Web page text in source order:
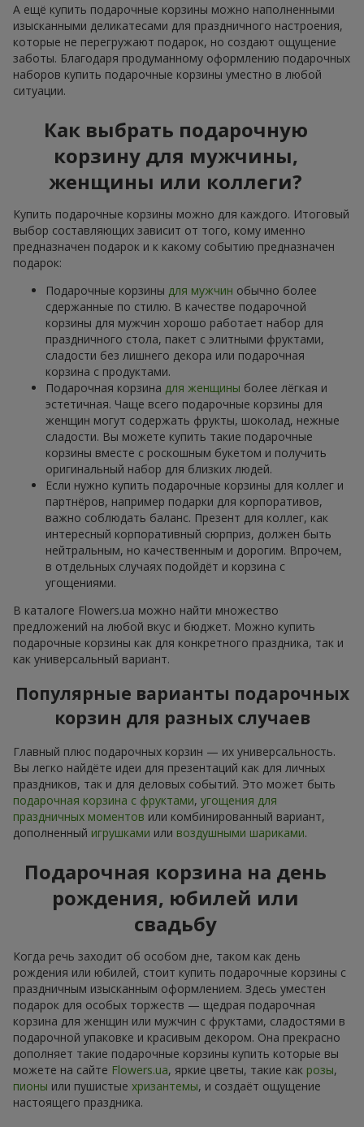
А ещё купить подарочные корзины можно наполненными
изысканными деликатесами для праздничного настроения,
которые не перегружают подарок, но создают ощущение
заботы. Благодаря продуманному оформлению подарочных
наборов купить подарочные корзины уместно в любой
ситуации.
Как выбрать подарочную
корзину для мужчины,
женщины или коллеги?
Купить подарочные корзины можно для каждого. Итоговый
выбор составляющих зависит от того, кому именно
предназначен подарок и к какому событию предназначен
подарок:
Подарочные корзины для мужчин обычно более
сдержанные по стилю. В качестве подарочной
корзины для мужчин хорошо работает набор для
праздничного стола, пакет с элитными фруктами,
сладости без лишнего декора или подарочная
корзина с продуктами.
Подарочная корзина для женщины более лёгкая и
эстетичная. Чаще всего подарочные корзины для
женщин могут содержать фрукты, шоколад, нежные
сладости. Вы можете купить такие подарочные
корзины вместе с роскошным букетом и получить
оригинальный набор для близких людей.
Если нужно купить подарочные корзины для коллег и
партнёров, например подарки для корпоративов,
важно соблюдать баланс. Презент для коллег, как
интересный корпоративный сюрприз, должен быть
нейтральным, но качественным и дорогим. Впрочем,
в отдельных случаях подойдёт и корзина с
угощениями.
В каталоге Flowers.ua можно найти множество
предложений на любой вкус и бюджет. Можно купить
подарочные корзины как для конкретного праздника, так и
как универсальный вариант.
Популярные варианты подарочных
корзин для разных случаев
Главный плюс подарочных корзин — их универсальность.
Вы легко найдёте идеи для презентаций как для личных
праздников, так и для деловых событий. Это может быть
подарочная корзина с фруктами, угощения для
праздничных моментов или комбинированный вариант,
дополненный игрушками или воздушными шариками.
Подарочная корзина на день
рождения, юбилей или
свадьбу
Когда речь заходит об особом дне, таком как день
рождения или юбилей, стоит купить подарочные корзины с
праздничным изысканным оформлением. Здесь уместен
подарок для особых торжеств — щедрая подарочная
корзина для женщин или мужчин с фруктами, сладостями в
подарочной упаковке и красивым декором. Она прекрасно
дополняет такие подарочные корзины купить которые вы
можете на сайте Flowers.ua, яркие цветы, такие как розы,
пионы или пушистые хризантемы, и создаёт ощущение
настоящего праздника.